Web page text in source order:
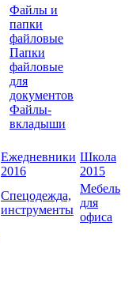
Файлы и
папки
файловые
Папки
файловые
для
документов
Файлы-
вкладыши
Ежедневники
2016
Школа
2015
Спецодежда,
инструменты
Мебель
для
офиса